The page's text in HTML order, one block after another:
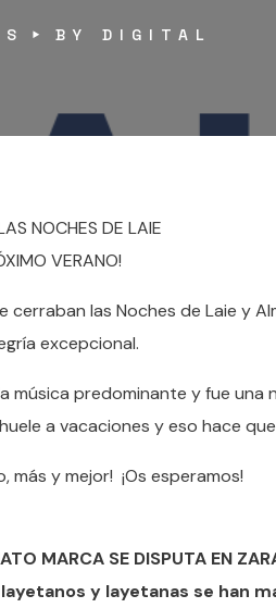
BY DIGITAL
NOCHES DE LAIE
VERANO!
cerraban las Noches de Laie y
excepcional.
música predominante y fue
a vacaciones y eso hace
más y mejor! ¡Os esperamos!
MARCA SE DISPUTA EN
y layetanas se han